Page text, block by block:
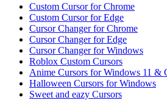
Custom Cursor for Chrome
Custom Cursor for Edge
Cursor Changer for Chrome
Cursor Changer for Edge
Cursor Changer for Windows
Roblox Custom Cursors
Anime Cursors for Windows 11 &
Halloween Cursors for Windows
Sweet and eazy Cursors